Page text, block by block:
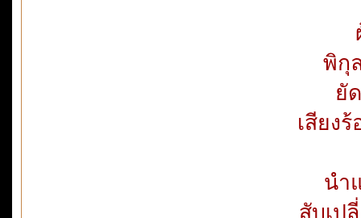
พิกุ
ยั
เสียง
นำ
สับเป